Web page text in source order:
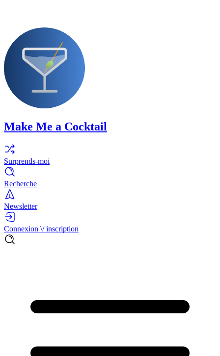
Make Me a Cocktail
Surprends-moi
Recherche
Newsletter
Connexion \/ inscription